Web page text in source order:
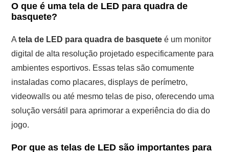
O que é uma tela de LED para quadra de
basquete?
Atela de LED para quadra de basquete é um monitor
digital de alta resolução projetado especificamente para
ambientes esportivos. Essas telas são comumente
instaladas como placares, displays de perímetro,
videowalls ou até mesmo telas de piso, oferecendo uma
solução versátil para aprimorar a experiência do dia do
jogo.
Por que as telas de LED são importantes para